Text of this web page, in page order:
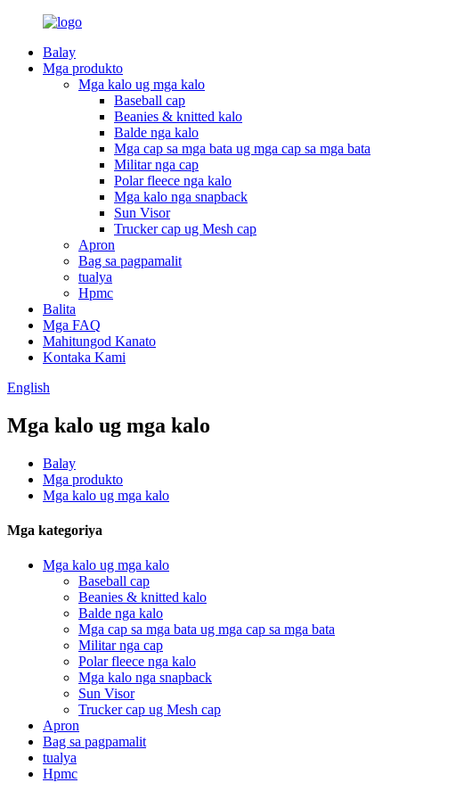
Balay
Mga produkto
Mga kalo ug mga kalo
Baseball cap
Beanies & knitted kalo
Balde nga kalo
Mga cap sa mga bata ug mga cap sa mga bata
Militar nga cap
Polar fleece nga kalo
Mga kalo nga snapback
Sun Visor
Trucker cap ug Mesh cap
Apron
Bag sa pagpamalit
tualya
Hpmc
Balita
Mga FAQ
Mahitungod Kanato
Kontaka Kami
English
Mga kalo ug mga kalo
Balay
Mga produkto
Mga kalo ug mga kalo
Mga kategoriya
Mga kalo ug mga kalo
Baseball cap
Beanies & knitted kalo
Balde nga kalo
Mga cap sa mga bata ug mga cap sa mga bata
Militar nga cap
Polar fleece nga kalo
Mga kalo nga snapback
Sun Visor
Trucker cap ug Mesh cap
Apron
Bag sa pagpamalit
tualya
Hpmc